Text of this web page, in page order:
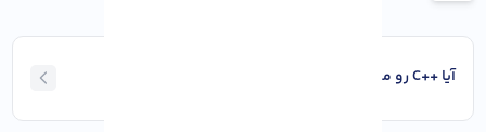
آیا ++C رو میشه روی ترمینال اجرا کرد؟